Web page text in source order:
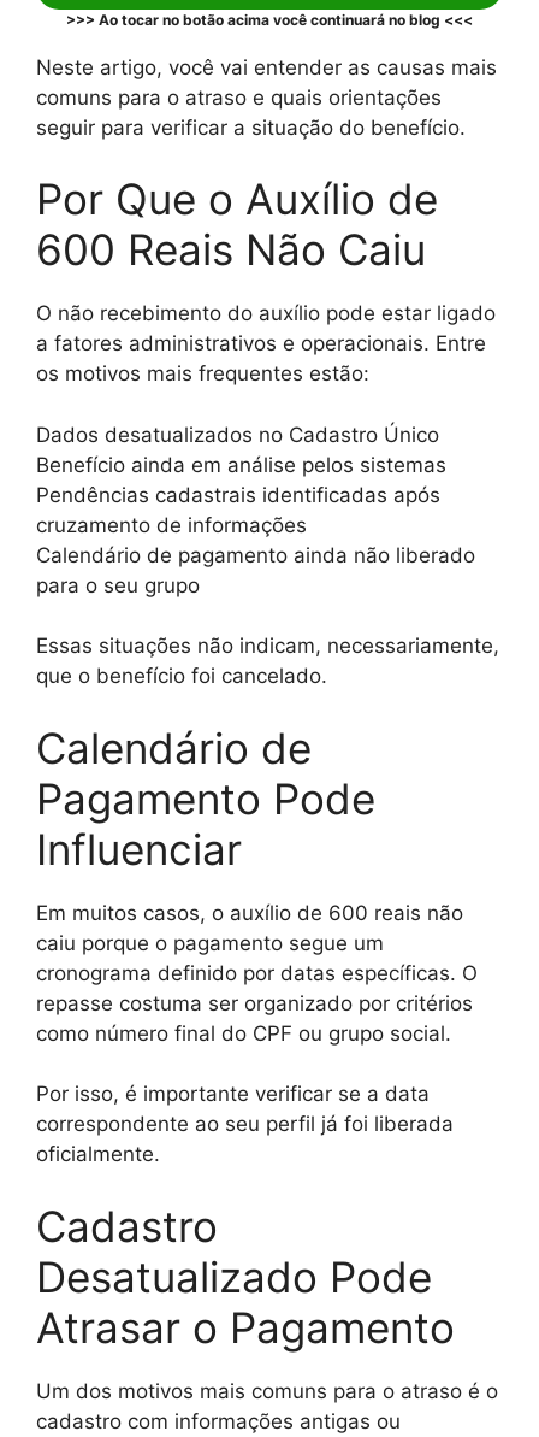
>>> Ao tocar no botão acima você continuará no blog <<<
Neste artigo, você vai entender as causas mais
comuns para o atraso e quais orientações
seguir para verificar a situação do benefício.
Por Que o Auxílio de
600 Reais Não Caiu
O não recebimento do auxílio pode estar ligado
a fatores administrativos e operacionais. Entre
os motivos mais frequentes estão:
Dados desatualizados no Cadastro Único
Benefício ainda em análise pelos sistemas
Pendências cadastrais identificadas após
cruzamento de informações
Calendário de pagamento ainda não liberado
para o seu grupo
Essas situações não indicam, necessariamente,
que o benefício foi cancelado.
Calendário de
Pagamento Pode
Influenciar
Em muitos casos, o auxílio de 600 reais não
caiu porque o pagamento segue um
cronograma definido por datas específicas. O
repasse costuma ser organizado por critérios
como número final do CPF ou grupo social.
Por isso, é importante verificar se a data
correspondente ao seu perfil já foi liberada
oficialmente.
Cadastro
Desatualizado Pode
Atrasar o Pagamento
Um dos motivos mais comuns para o atraso é o
cadastro com informações antigas ou